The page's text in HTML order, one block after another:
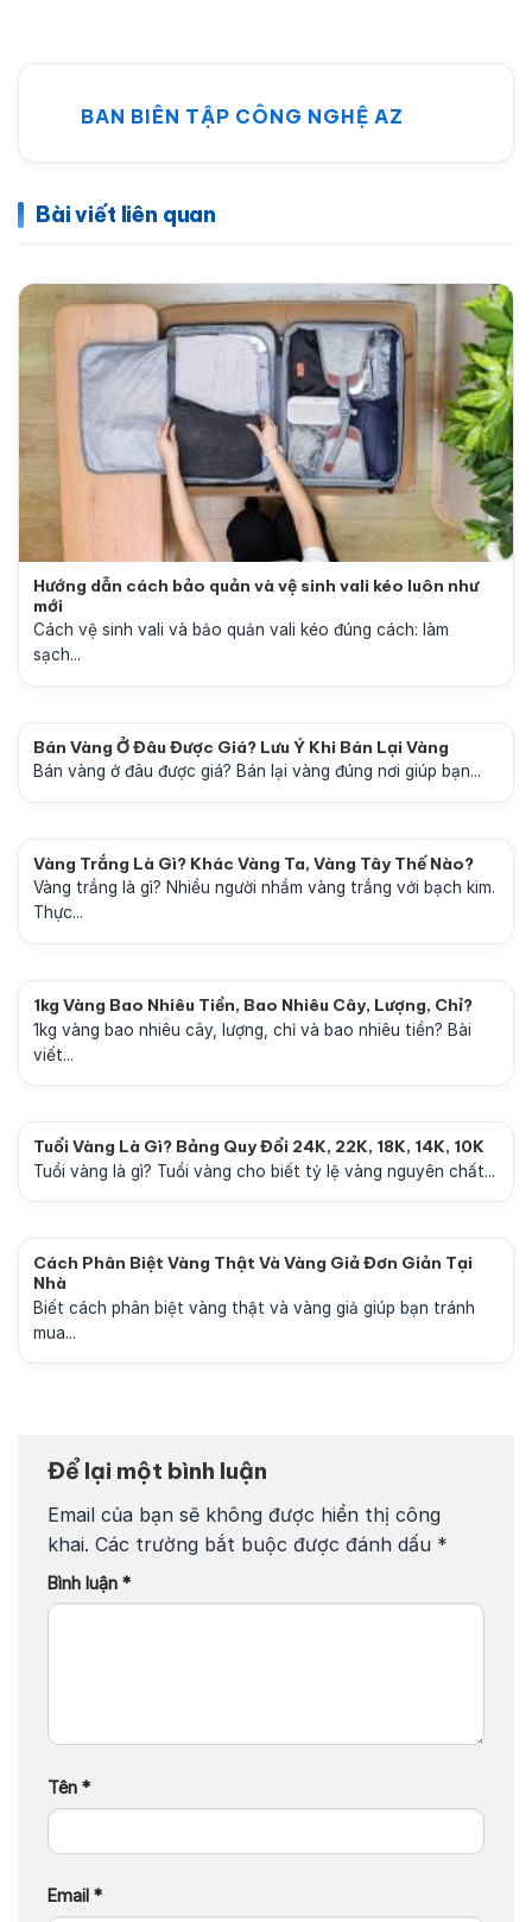
BAN BIÊN TẬP CÔNG NGHỆ AZ
Bài viết liên quan
Hướng dẫn cách bảo quản và vệ sinh vali kéo luôn như
mới
Cách vệ sinh vali và bảo quản vali kéo đúng cách: làm
sạch...
Bán Vàng Ở Đâu Được Giá? Lưu Ý Khi Bán Lại Vàng
Bán vàng ở đâu được giá? Bán lại vàng đúng nơi giúp bạn...
Vàng Trắng Là Gì? Khác Vàng Ta, Vàng Tây Thế Nào?
Vàng trắng là gì? Nhiều người nhầm vàng trắng với bạch kim.
Thực...
1kg Vàng Bao Nhiêu Tiền, Bao Nhiêu Cây, Lượng, Chỉ?
1kg vàng bao nhiêu cây, lượng, chỉ và bao nhiêu tiền? Bài
viết...
Tuổi Vàng Là Gì? Bảng Quy Đổi 24K, 22K, 18K, 14K, 10K
Tuổi vàng là gì? Tuổi vàng cho biết tỷ lệ vàng nguyên chất...
Cách Phân Biệt Vàng Thật Và Vàng Giả Đơn Giản Tại
Nhà
Biết cách phân biệt vàng thật và vàng giả giúp bạn tránh
mua...
Để lại một bình luận
Email của bạn sẽ không được hiển thị công
khai. Các trường bắt buộc được đánh dấu *
Bình luận *
Tên *
Email *